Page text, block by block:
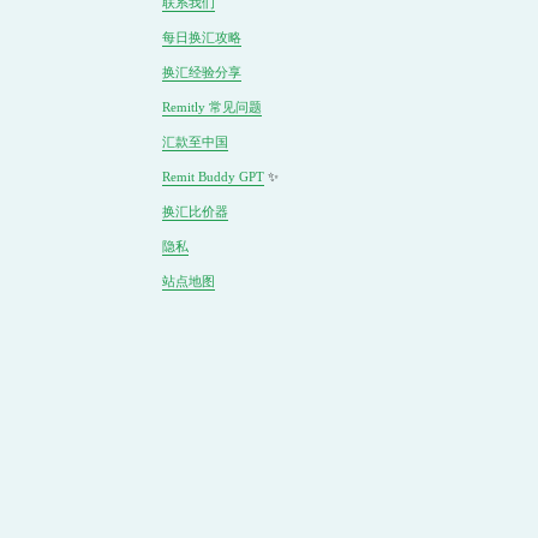
每日换汇攻略
换汇经验分享
Remitly 常见问题
汇款至中国
Remit Buddy GPT ✨
换汇比价器
隐私
站点地图